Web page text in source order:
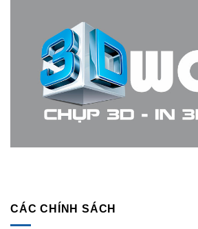
CÁC CHÍNH SÁCH